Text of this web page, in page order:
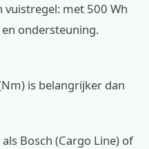
vuistregel: met 500 Wh
ondersteuning.
is belangrijker dan
Bosch (Cargo Line) of